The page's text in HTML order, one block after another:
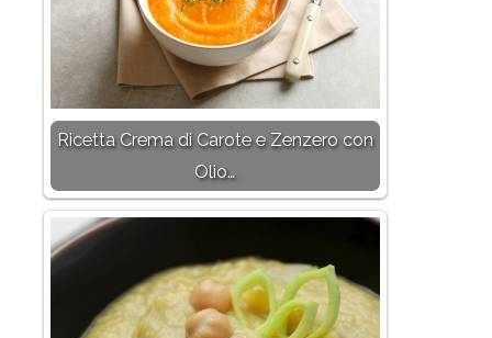
Ricetta Crema di Carote e Zenzero con
Olio…